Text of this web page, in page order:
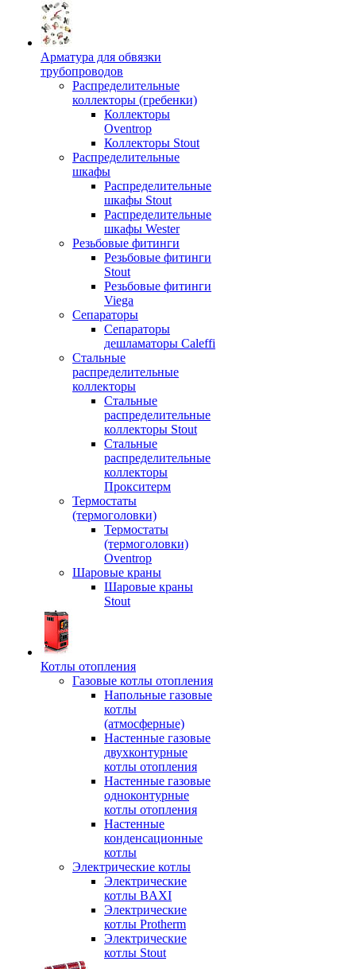
Арматура для обвязки
трубопроводов
Распределительные
коллекторы (гребенки)
Коллекторы
Oventrop
Коллекторы Stout
Распределительные
шкафы
Распределительные
шкафы Stout
Распределительные
шкафы Wester
Резьбовые фитинги
Резьбовые фитинги
Stout
Резьбовые фитинги
Viega
Сепараторы
Сепараторы
дешламаторы Caleffi
Стальные
распределительные
коллекторы
Стальные
распределительные
коллекторы Stout
Стальные
распределительные
коллекторы
Прокситерм
Термостаты
(термоголовки)
Термостаты
(термоголовки)
Oventrop
Шаровые краны
Шаровые краны
Stout
Котлы отопления
Газовые котлы отопления
Напольные газовые
котлы
(атмосферные)
Настенные газовые
двухконтурные
котлы отопления
Настенные газовые
одноконтурные
котлы отопления
Настенные
конденсационные
котлы
Электрические котлы
Электрические
котлы BAXI
Электрические
котлы Protherm
Электрические
котлы Stout